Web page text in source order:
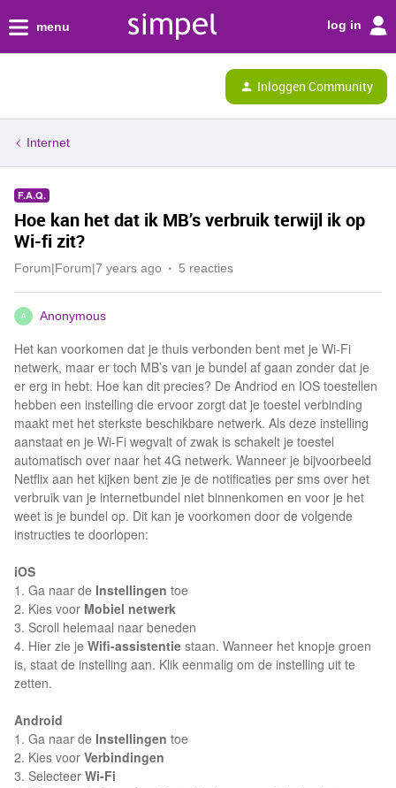
menu log in
Inloggen Community
Internet
F.A.Q.
Hoe kan het dat ik MB’s verbruik terwijl ik op
Wi-fi zit?
Forum|Forum|7 years ago 5 reacties
A Anonymous
Het kan voorkomen dat je thuis verbonden bent met je Wi-Fi
netwerk, maar er toch MB’s van je bundel af gaan zonder dat je
er erg in hebt. Hoe kan dit precies? De Andriod en IOS toestellen
hebben een instelling die ervoor zorgt dat je toestel verbinding
maakt met het sterkste beschikbare netwerk. Als deze instelling
aanstaat en je Wi-Fi wegvalt of zwak is schakelt je toestel
automatisch over naar het 4G netwerk. Wanneer je bijvoorbeeld
Netflix aan het kijken bent zie je de notificaties per sms over het
verbruik van je internetbundel niet binnenkomen en voor je het
weet is je bundel op. Dit kan je voorkomen door de volgende
instructies te doorlopen:
iOS
1. Ga naar de Instellingen toe
2. Kies voor Mobiel netwerk
3. Scroll helemaal naar beneden
4. Hier zie je Wifi-assistentie staan. Wanneer het knopje groen
is, staat de instelling aan. Klik eenmalig om de instelling uit te
zetten.
Android
1. Ga naar de Instellingen toe
2. Kies voor Verbindingen
3. Selecteer Wi-Fi